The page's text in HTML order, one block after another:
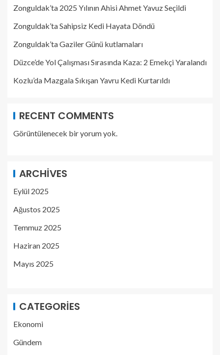
Zonguldak’ta 2025 Yılının Ahisi Ahmet Yavuz Seçildi
Zonguldak’ta Sahipsiz Kedi Hayata Döndü
Zonguldak’ta Gaziler Günü kutlamaları
Düzce’de Yol Çalışması Sırasında Kaza: 2 Emekçi Yaralandı
Kozlu’da Mazgala Sıkışan Yavru Kedi Kurtarıldı
RECENT COMMENTS
Görüntülenecek bir yorum yok.
ARCHIVES
Eylül 2025
Ağustos 2025
Temmuz 2025
Haziran 2025
Mayıs 2025
CATEGORIES
Ekonomi
Gündem